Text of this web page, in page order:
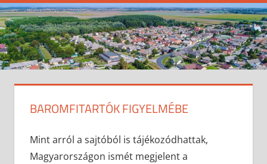
BAROMFITARTÓK FIGYELMÉBE
Mint arról a sajtóból is tájékozódhattak,
Magyarországon ismét megjelent a